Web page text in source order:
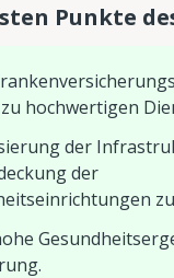
Punkte
hochwertigen
der
der